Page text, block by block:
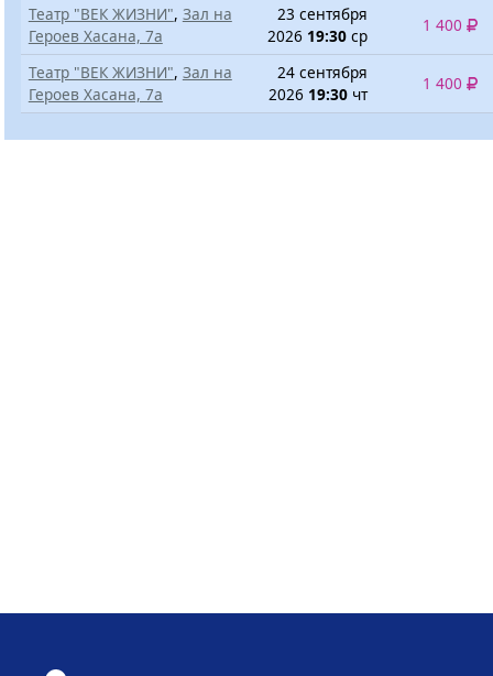
Театр "ВЕК ЖИЗНИ", Зал на
Героев Хасана, 7а
23 сентября
2026 19:30 ср
1 400
Театр "ВЕК ЖИЗНИ", Зал на
Героев Хасана, 7а
24 сентября
2026 19:30 чт
1 400